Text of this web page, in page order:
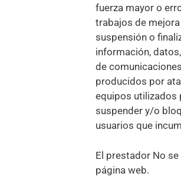
fuerza mayor o
trabajos de
suspensión o
información,
de
producidos por
equipos utilizados
suspender y/o
usuarios que
El prestador No
página web.